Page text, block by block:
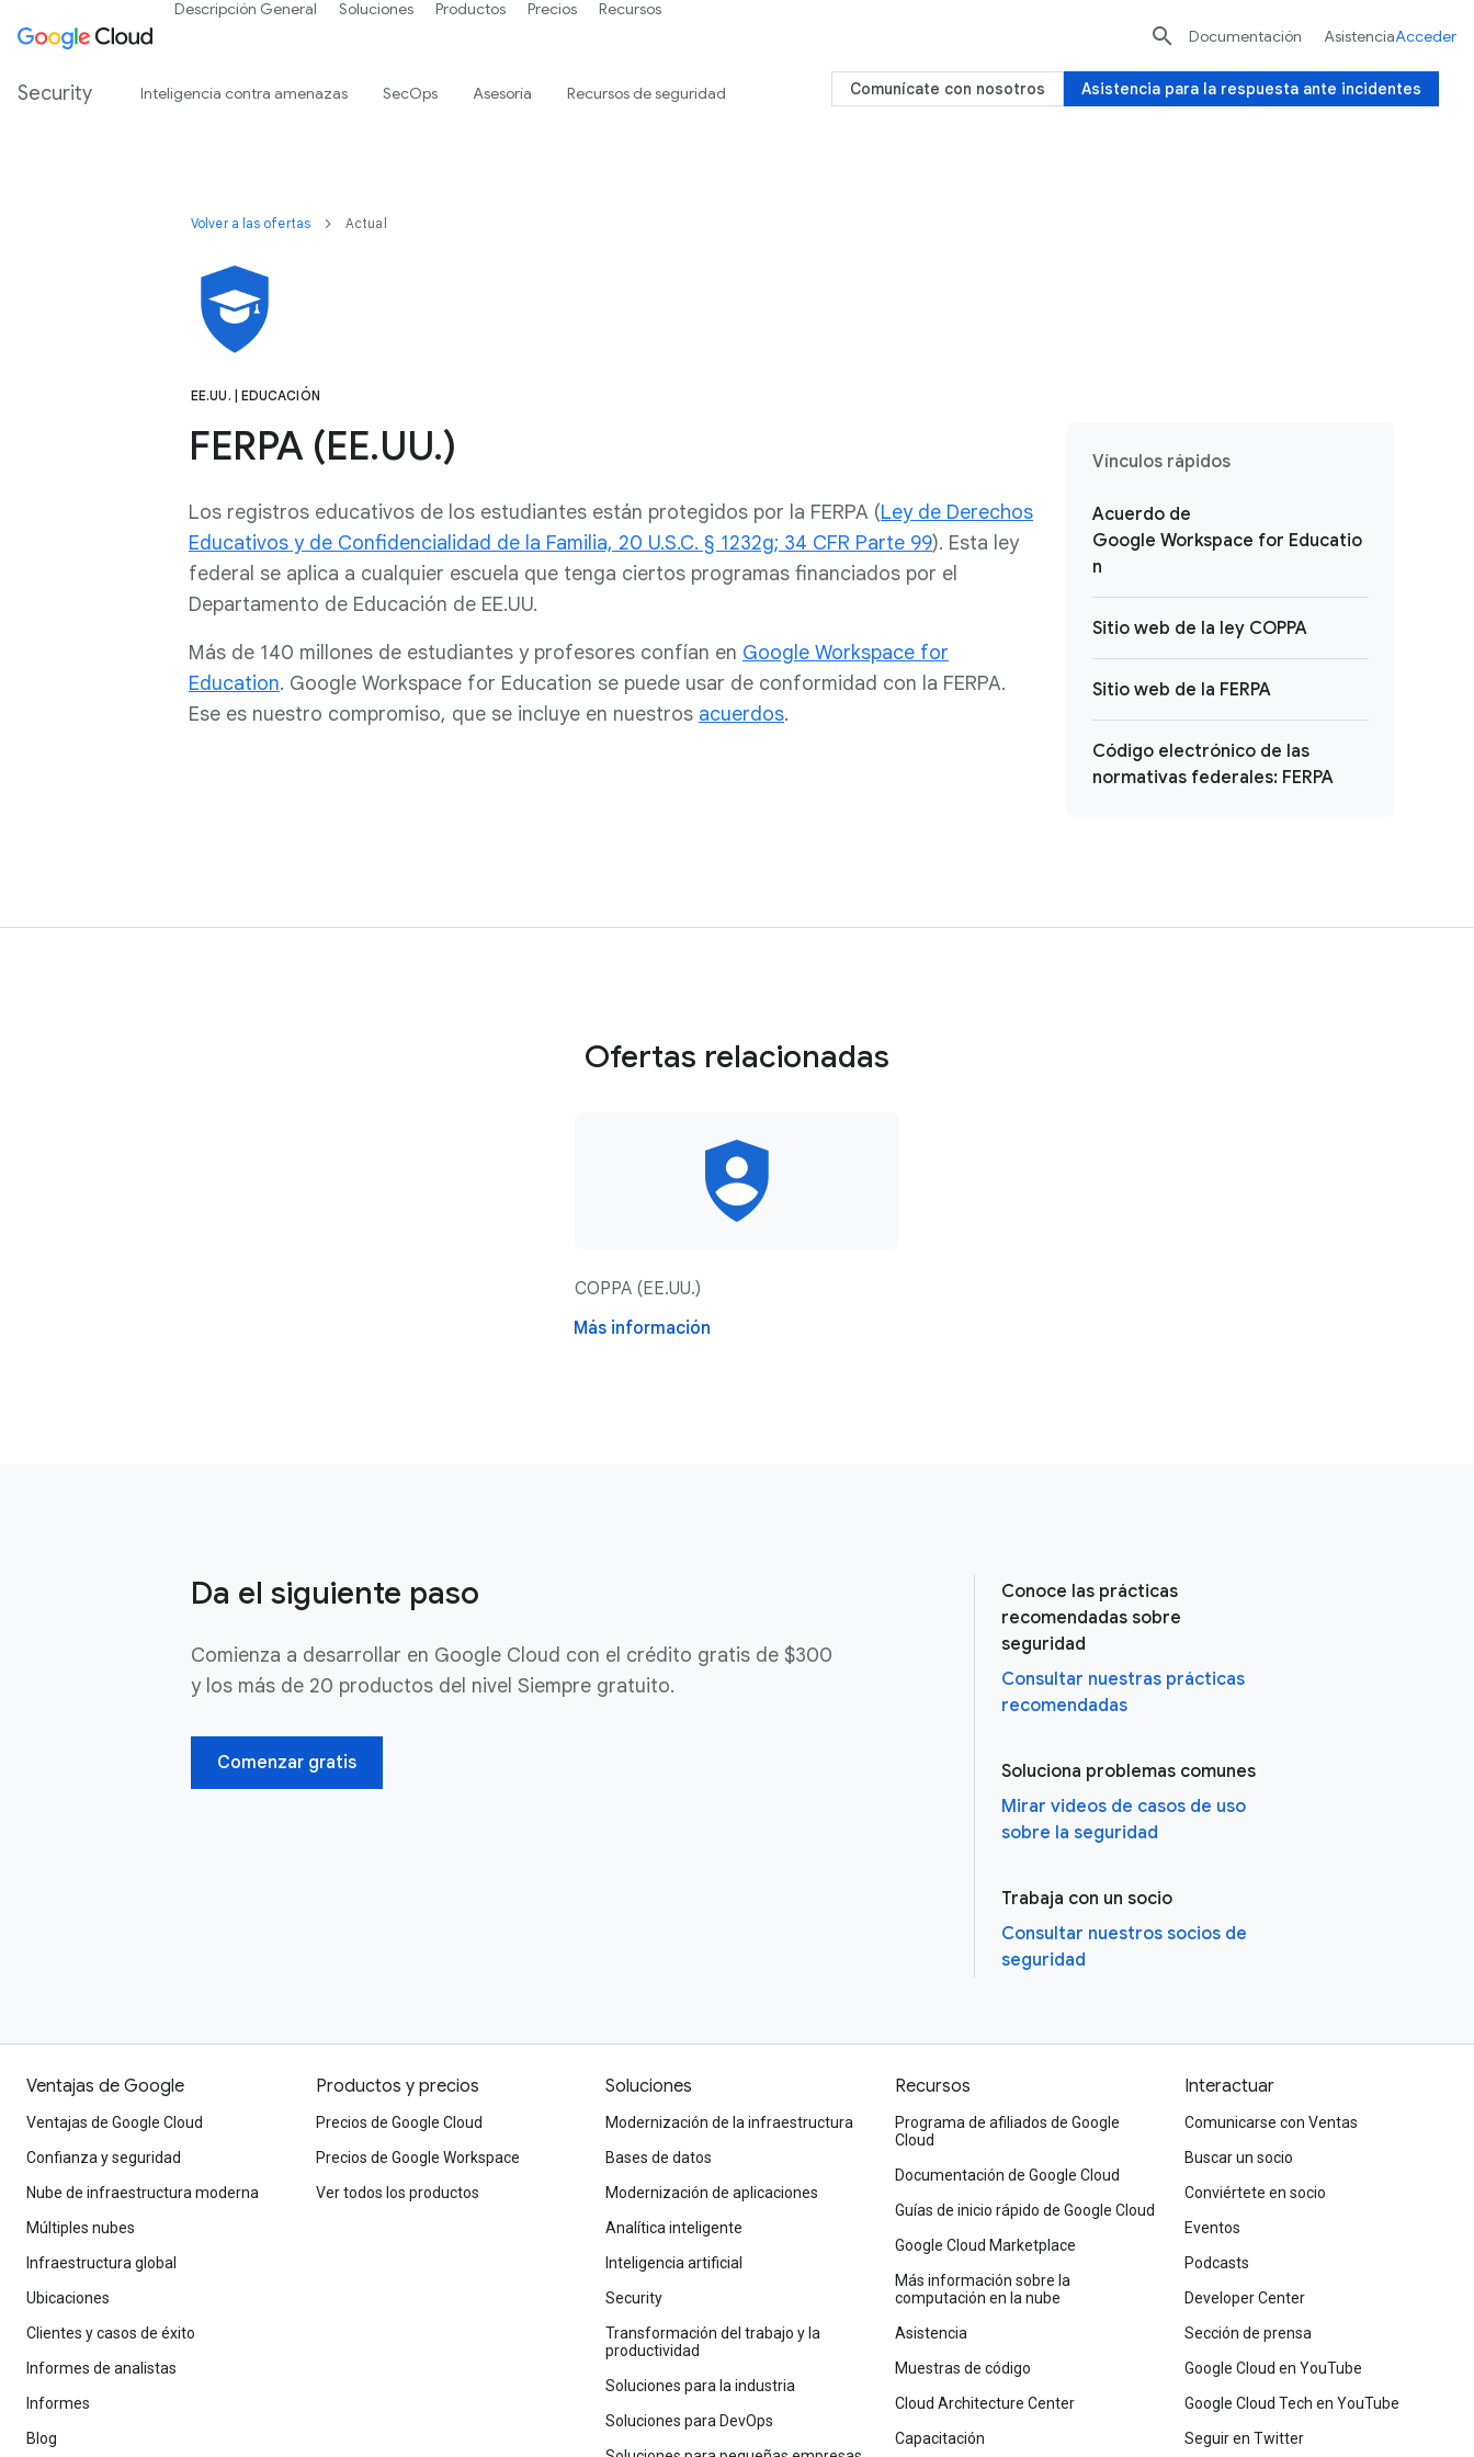
Volver a las ofertas Actual
EE.UU. | EDUCACIÓN
FERPA (EE.UU.)
Los registros educativos de los estudiantes están protegidos por la FERPA (Ley de Derechos
Educativos y de Confidencialidad de la Familia, 20 U.S.C. § 1232g; 34 CFR Parte 99). Esta ley
federal se aplica a cualquier escuela que tenga ciertos programas financiados por el
Departamento de Educación de EE.UU.
Más de 140 millones de estudiantes y profesores confían en Google Workspace for
Education. Google Workspace for Education se puede usar de conformidad con la FERPA.
Ese es nuestro compromiso, que se incluye en nuestros acuerdos.
Vínculos rápidos
Acuerdo de
Google Workspace for Educatio
n
Sitio web de la ley COPPA
Sitio web de la FERPA
Código electrónico de las
normativas federales: FERPA
Ofertas relacionadas
COPPA (EE.UU.)
Más información
Da el siguiente paso
Comienza a desarrollar en Google Cloud con el crédito gratis de $300
y los más de 20 productos del nivel Siempre gratuito.
Comenzar gratis
Conoce las prácticas
recomendadas sobre
seguridad
Consultar nuestras prácticas
recomendadas
Soluciona problemas comunes
Mirar videos de casos de uso
sobre la seguridad
Trabaja con un socio
Consultar nuestros socios de
seguridad
Descripción General Soluciones Productos Precios Recursos
 Documentación AsistenciaAcceder
Security Inteligencia contra amenazas SecOps Asesoría Recursos de seguridad Asistencia para la respuesta ante incidentes
Comunícate con nosotros
Ventajas de Google
Ventajas de Google Cloud
Confianza y seguridad
Nube de infraestructura moderna
Múltiples nubes
Infraestructura global
Ubicaciones
Clientes y casos de éxito
Informes de analistas
Informes
Blog
Productos y precios
Precios de Google Cloud
Precios de Google Workspace
Ver todos los productos
Soluciones
Modernización de la infraestructura
Bases de datos
Modernización de aplicaciones
Analítica inteligente
Inteligencia artificial
Security
Transformación del trabajo y la
productividad
Soluciones para la industria
Soluciones para DevOps
Recursos
Programa de afiliados de Google
Cloud
Documentación de Google Cloud
Guías de inicio rápido de Google Cloud
Google Cloud Marketplace
Más información sobre la
computación en la nube
Asistencia
Muestras de código
Cloud Architecture Center
Capacitación
Interactuar
Comunicarse con Ventas
Buscar un socio
Conviértete en socio
Eventos
Podcasts
Developer Center
Sección de prensa
Google Cloud en YouTube
Google Cloud Tech en YouTube
Seguir en Twitter